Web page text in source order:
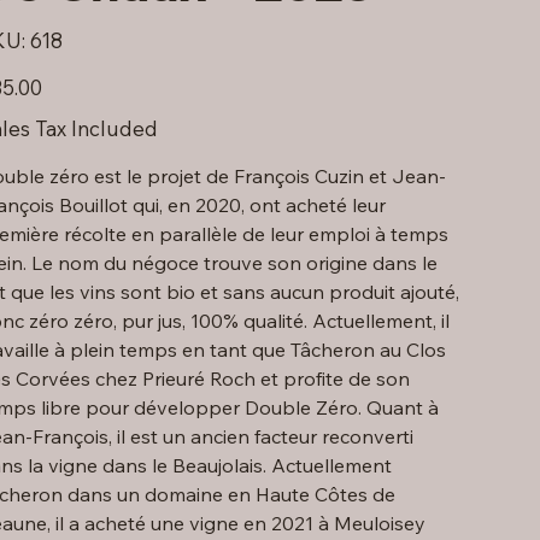
SKU
618
618
Tax Included
zéro est le projet de François Cuzin et Jean-
Bouillot qui, en 2020, ont acheté leur
récolte en parallèle de leur emploi à temps
Le nom du négoce trouve son origine dans le
que les vins sont bio et sans aucun produit ajouté,
zéro zéro, pur jus, 100% qualité. Actuellement, il
à plein temps en tant que Tâcheron au Clos
Corvées chez Prieuré Roch et profite de son
libre pour développer Double Zéro. Quant à
François, il est un ancien facteur reconverti
la vigne dans le Beaujolais. Actuellement
dans un domaine en Haute Côtes de
il a acheté une vigne en 2021 à Meuloisey